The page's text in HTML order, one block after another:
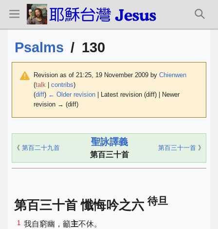
Psalms / 130
Revision as of 21:25, 19 November 2009 by Chienwen
(talk contribs)
(diff) ← Older revision | Latest revision (diff) | Newer
revision → (diff)
《 第百二十九首
聖詠譯義
第百三十首
第百三十一首 》
第百三十首 懺悔吟之六待旦
1 我自窮幽，籲主不休。